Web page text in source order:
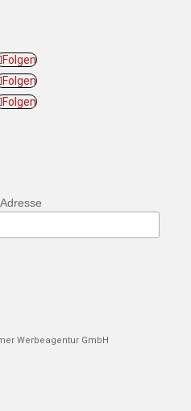
Folgen
Folgen
Folgen
Werbeagentur GmbH